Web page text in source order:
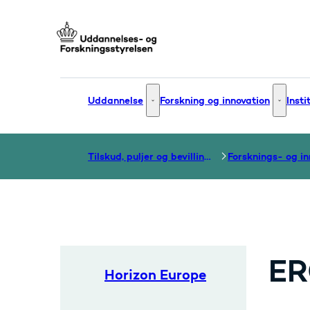
Uddannelse Uddannelse - Flere links
Forskning og innovation
Tilskud, puljer og bevillinger
Horizon Europe